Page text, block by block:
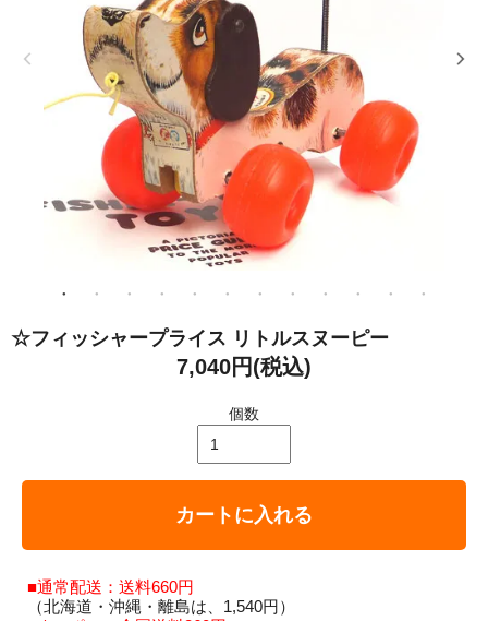
☆フィッシャープライス リトルスヌーピー
7,040円(税込)
個数
カートに入れる
■通常配送：送料660円
（北海道・沖縄・離島は、1,540円）